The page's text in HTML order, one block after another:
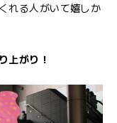
れる人がいて嬉しか
上がり！